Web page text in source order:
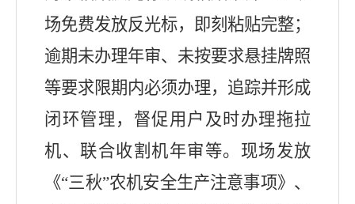
场免费发放反光标，即刻粘贴完整；
逾期未办理年审、未按要求悬挂牌照
等要求限期内必须办理，追踪并形成
闭环管理，督促用户及时办理拖拉
机、联合收割机年审等。现场发放
《“三秋”农机安全生产注意事项》、